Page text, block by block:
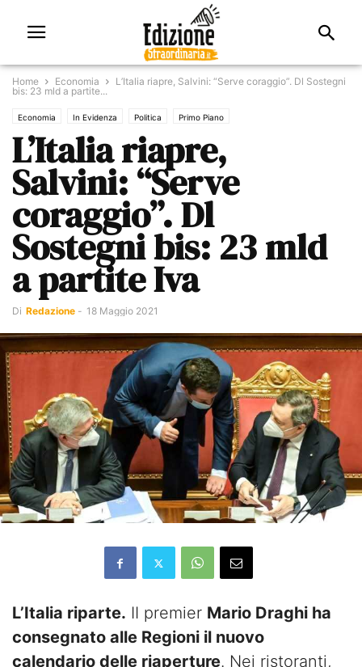
Home Economia
L’Italia riapre, Salvini: “Serve coraggio”. Dl Sostegni
bis: 23 mld a partite...
Economia In Evidenza Politica Primo Piano
L’Italia riapre,
Salvini: “Serve
coraggio”. Dl
Sostegni bis: 23 mld
a partite Iva
Di Redazione - 18 Maggio 2021
L’Italia riparte. II premier Mario Draghi ha
consegnato alle Regioni il nuovo
calendario delle riaperture. Nei ristoranti,